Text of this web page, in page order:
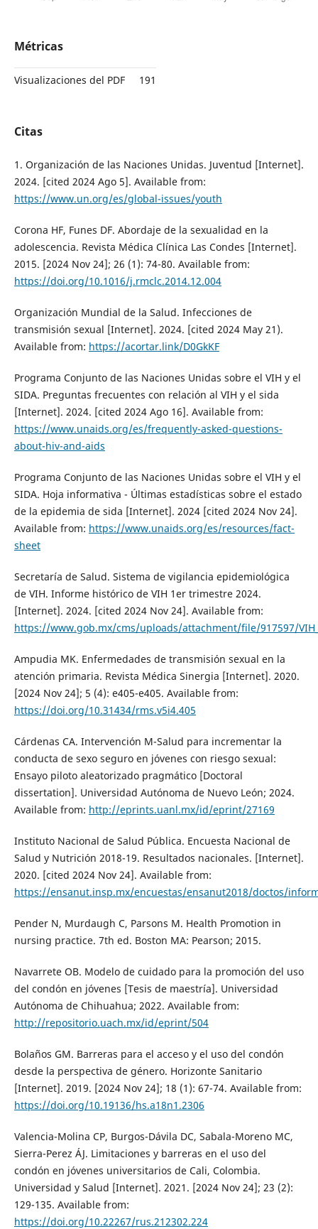
Métricas
Visualizaciones del PDF 191
Citas
1. Organización de las Naciones Unidas. Juventud [Internet].
2024. [cited 2024 Ago 5]. Available from:
https://www.un.org/es/global-issues/youth
Corona HF, Funes DF. Abordaje de la sexualidad en la
adolescencia. Revista Médica Clínica Las Condes [Internet].
2015. [2024 Nov 24]; 26 (1): 74-80. Available from:
https://doi.org/10.1016/j.rmclc.2014.12.004
Organización Mundial de la Salud. Infecciones de
transmisión sexual [Internet]. 2024. [cited 2024 May 21).
Available from: https://acortar.link/D0GkKF
Programa Conjunto de las Naciones Unidas sobre el VIH y el
SIDA. Preguntas frecuentes con relación al VIH y el sida
[Internet]. 2024. [cited 2024 Ago 16]. Available from:
https://www.unaids.org/es/frequently-asked-questions-
about-hiv-and-aids
Programa Conjunto de las Naciones Unidas sobre el VIH y el
SIDA. Hoja informativa - Últimas estadísticas sobre el estado
de la epidemia de sida [Internet]. 2024 [cited 2024 Nov 24].
Available from: https://www.unaids.org/es/resources/fact-
sheet
Secretaría de Salud. Sistema de vigilancia epidemiológica
de VIH. Informe histórico de VIH 1er trimestre 2024.
[Internet]. 2024. [cited 2024 Nov 24]. Available from:
https://www.gob.mx/cms/uploads/attachment/file/917597/
Ampudia MK. Enfermedades de transmisión sexual en la
atención primaria. Revista Médica Sinergia [Internet]. 2020.
[2024 Nov 24]; 5 (4): e405-e405. Available from:
https://doi.org/10.31434/rms.v5i4.405
Cárdenas CA. Intervención M-Salud para incrementar la
conducta de sexo seguro en jóvenes con riesgo sexual:
Ensayo piloto aleatorizado pragmático [Doctoral
dissertation]. Universidad Autónoma de Nuevo León; 2024.
Available from: http://eprints.uanl.mx/id/eprint/27169
Instituto Nacional de Salud Pública. Encuesta Nacional de
Salud y Nutrición 2018-19. Resultados nacionales. [Internet].
2020. [cited 2024 Nov 24]. Available from:
https://ensanut.insp.mx/encuestas/ensanut2018/doctos/
Pender N, Murdaugh C, Parsons M. Health Promotion in
nursing practice. 7th ed. Boston MA: Pearson; 2015.
Navarrete OB. Modelo de cuidado para la promoción del uso
del condón en jóvenes [Tesis de maestría]. Universidad
Autónoma de Chihuahua; 2022. Available from:
http://repositorio.uach.mx/id/eprint/504
Bolaños GM. Barreras para el acceso y el uso del condón
desde la perspectiva de género. Horizonte Sanitario
[Internet]. 2019. [2024 Nov 24]; 18 (1): 67-74. Available from:
https://doi.org/10.19136/hs.a18n1.2306
Valencia-Molina CP, Burgos-Dávila DC, Sabala-Moreno MC,
Sierra-Perez ÁJ. Limitaciones y barreras en el uso del
condón en jóvenes universitarios de Cali, Colombia.
Universidad y Salud [Internet]. 2021. [2024 Nov 24]; 23 (2):
129-135. Available from:
https://doi.org/10.22267/rus.212302.224